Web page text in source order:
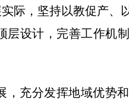
际，坚持以教促产、
设计，完善工作机
充分发挥地域优势